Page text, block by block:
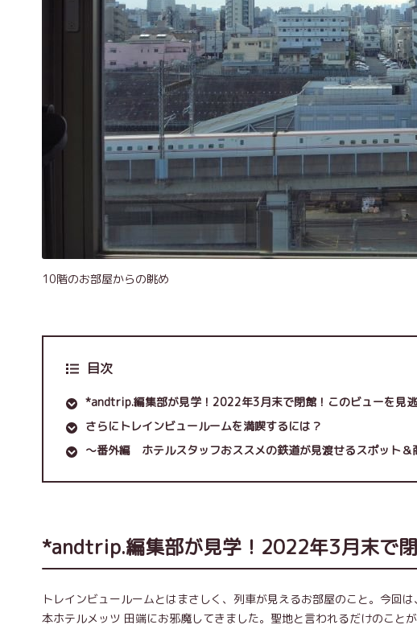
10階のお部屋からの眺め
目次
*andtrip.編集部が見学！2022年3月末で閉館！このビューを見逃
さらにトレインビュールームを満喫するには？
～番外編 ホテルスタッフおススメの鉄道が見渡せるスポット＆
*andtrip.編集部が見学！2022年3月末で
トレインビュールームとはまさしく、列車が見えるお部屋のこと。今回
本ホテルメッツ 田端にお邪魔してきました。聖地と言われるだけのこと